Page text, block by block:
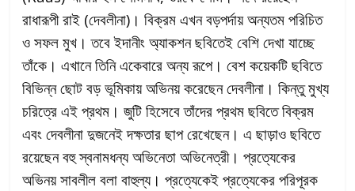
রাধারূপী রাই (দেবলীনা)। বিক্রম এখন বড়পর্দায় অন্যতম পরিচিত
ও সফল মুখ। তবে ইদানীং অ্যাকশন ছবিতেই বেশি দেখা যাচ্ছে
তাঁকে। এখানে তিনি একেবারে অন্য রূপে। বেশ কয়েকটি ছবিতে
বিভিন্ন ছোট বড় ভূমিকায় অভিনয় করেছেন দেবলীনা। কিন্তু মুখ্য
চরিত্রে এই প্রথম। জুটি হিসেবে তাঁদের প্রথম ছবিতে বিক্রম
এবং দেবলীনা দুজনেই দক্ষতার ছাপ রেখেছেন। এ ছাড়াও ছবিতে
রয়েছেন বহু স্বনামধন্য অভিনেতা অভিনেত্রী। প্রত্যেকের
অভিনয় সাবলীল বলা বাহুল্য। প্রত্যেকেই প্রত্যেকের পরিপূরক